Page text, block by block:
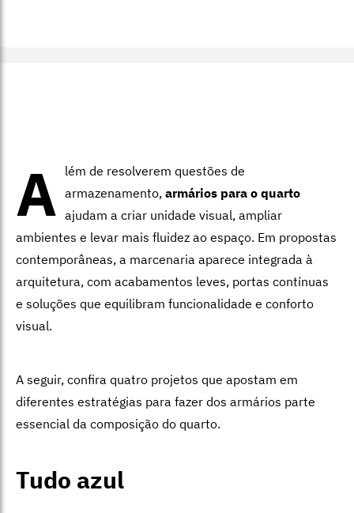
A lém de resolverem questões de
armazenamento, armários para o quarto
ajudam a criar unidade visual, ampliar
ambientes e levar mais fluidez ao espaço. Em propostas
contemporâneas, a marcenaria aparece integrada à
arquitetura, com acabamentos leves, portas contínuas
e soluções que equilibram funcionalidade e conforto
visual.
A seguir, confira quatro projetos que apostam em
diferentes estratégias para fazer dos armários parte
essencial da composição do quarto.
Tudo azul